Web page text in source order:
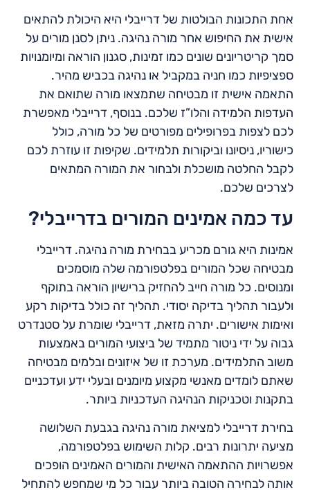
אחת התכונות הבולטות של דרייבלי היא היכולת להתאים
אישית את החיפוש אחר מורה נהיגה. ניתן לסנן מורים על
סמך קריטריונים שונים כמו זמינות, סגנון הוראה ומיומנויות
ספציפיות כמו חניה במקביל או נהיגה בכביש מהיר.
התאמה אישית זו מבטיחה שתמצאו מורה שתואם את
העדפות הלמידה והלו”ז שלכם. בנוסף, דרייבלי מאפשרת
לכם לצפות בפרופילים מפורטים של כל מורה, כולל
כישוריו, ניסיונו וביקורות תלמידים. שקיפות זו עוזרת לכם
לקבל החלטה מושכלת ולבחור את המורה המתאים
לצרכים שלכם.
עד כמה אמינים המורים בדרייבלי?
אמינות היא גורם מכריע בבחירת מורה נהיגה. דרייבלי
מבטיחה שכל המורים בפלטפורמה שלה מוסמכים
ומנוסים. כל מורה חייב להחזיק ברישיון הוראה בתוקף
ולעבור תהליך בדיקה יסודי. תהליך זה כולל בדיקות רקע
ואימות אישורים. יתרה מזאת, דרייבלי שומרת על סטנדרט
גבוה על ידי ניטור מתמיד של ביצועי המורים באמצעות
משוב התלמידים. מערכת זו של איזונים ובלמים מבטיחה
שאתם לומדים מאנשי מקצוע מיומנים ובעלי ידע ועדכניים
בתקנות וטכניקות הנהיגה העדכניות ביותר.
בחירת דרייבלי למציאת מורה נהיגה בגבעת השלושה
מציעה יתרונות רבים. קלות השימוש בפלטפורמה,
אפשרויות ההתאמה האישית והמורים האמינים הופכים
אותה לבחירה הטובה ביותר עבור כל מי שמחפש להתחיל